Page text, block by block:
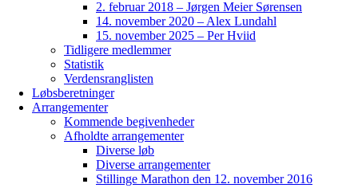
2. februar 2018 – Jørgen Meier Sørensen
14. november 2020 – Alex Lundahl
15. november 2025 – Per Hviid
Tidligere medlemmer
Statistik
Verdensranglisten
Løbsberetninger
Arrangementer
Kommende begivenheder
Afholdte arrangementer
Diverse løb
Diverse arrangementer
Stillinge Marathon den 12. november 2016